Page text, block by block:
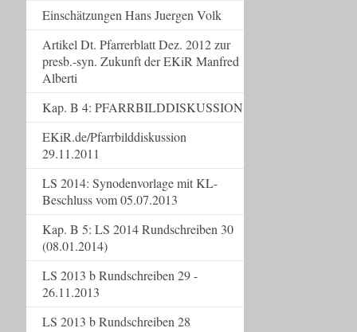
Einschätzungen Hans Juergen Volk
Artikel Dt. Pfarrerblatt Dez. 2012 zur
presb.-syn. Zukunft der EKiR Manfred
Alberti
Kap. B 4: PFARRBILDDISKUSSION
EKiR.de/Pfarrbilddiskussion
29.11.2011
LS 2014: Synodenvorlage mit KL-
Beschluss vom 05.07.2013
Kap. B 5: LS 2014 Rundschreiben 30
(08.01.2014)
LS 2013 b Rundschreiben 29 -
26.11.2013
LS 2013 b Rundschreiben 28